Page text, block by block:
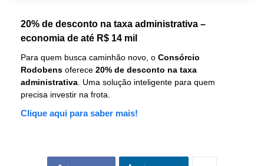
20% de desconto na taxa administrativa –
economia de até R$ 14 mil
Para quem busca caminhão novo, o Consórcio
Rodobens oferece 20% de desconto na taxa
administrativa . Uma solução inteligente para quem
precisa investir na frota.
Clique aqui para saber mais!